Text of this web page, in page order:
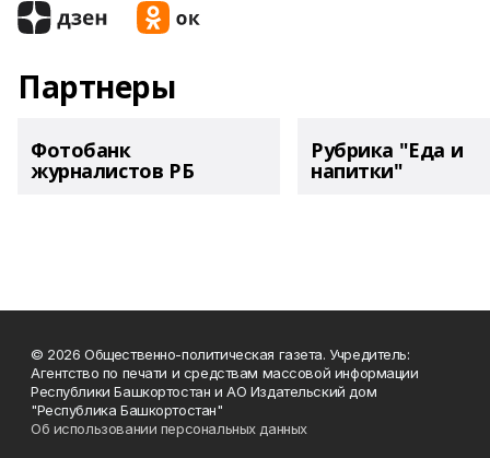
Партнеры
Фотобанк
журналистов РБ
Рубрика "Еда и
напитки"
© 2026 Общественно-политическая газета. Учредитель:
Агентство по печати и средствам массовой информации
Республики Башкортостан и АО Издательский дом
"Республика Башкортостан"
Об использовании персональных данных